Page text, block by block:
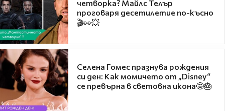
четворка? Майлс Телър
проговаря десетилетие по-късно
🎬👀💥
Селена Гомес празнува рождения
си ден: Как момичето от „Disney“
се превърна в световна икона🤩🎂